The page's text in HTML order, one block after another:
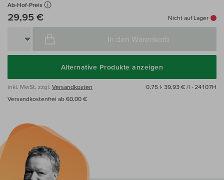
Ab-Hof-Preis
29,95 € Nicht auf Lager
In den Warenkorb
Alternative Produkte anzeigen
inkl. MwSt, zzgl. Versandkosten 0,75 l· 39,93 € /l · 24107H
Versandkostenfrei ab 60,00 €